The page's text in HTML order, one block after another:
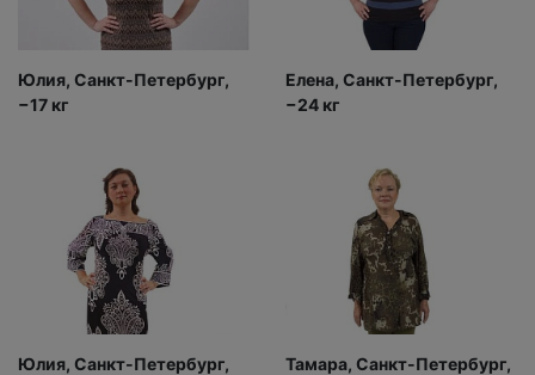
Юлия, Санкт-Петербург,
−17 кг
Елена, Санкт-Петербург,
−24 кг
Юлия, Санкт-Петербург,
Тамара, Санкт-Петербург,